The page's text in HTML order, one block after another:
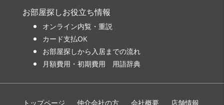
お部屋探しお役立ち情報
オンライン内覧・重説
カード支払OK
お部屋探しから入居までの流れ
月額費用・初期費用 用語辞典
トップページ 仲介会社の方 会社概要 店舗情報